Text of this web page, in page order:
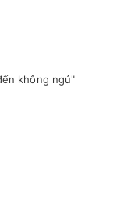
không ngủ"